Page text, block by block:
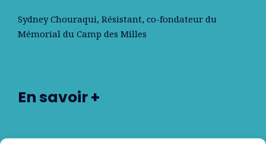
Sydney Chouraqui, Résistant, co-fondateur du
Mémorial du Camp des Milles
En savoir +